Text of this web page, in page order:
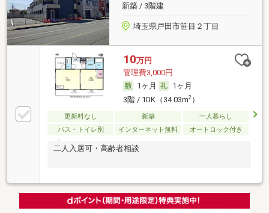
新築 / 3階建
埼玉県戸田市笹目２丁目
10万円
管理費3,000円
1ヶ月
1ヶ月
3階 / 1DK（34.03m2）
更新料なし 新築
一人暮らし
バス・トイレ別
インターネット無料 オートロック付き
二人入居可・高齢者相談